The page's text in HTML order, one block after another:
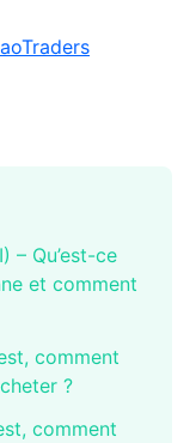
– Qu’est-ce
et comment
comment
?
comment